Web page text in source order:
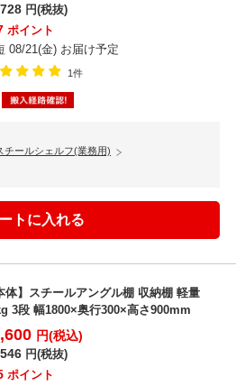
円(税抜)
ポイント
08/21(金) お届け予定
1件
チールシェルフ(業務用)
体】スチールアングル棚 収納棚 軽量
3段 幅1800×奥行300×高さ900mm
円(税込)
円(税抜)
ポイント